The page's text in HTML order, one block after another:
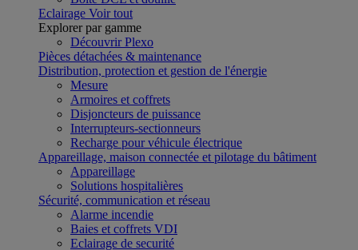
Eclairage Voir tout
Explorer par gamme
Découvrir Plexo
Pièces détachées & maintenance
Distribution, protection et gestion de l'énergie
Mesure
Armoires et coffrets
Disjoncteurs de puissance
Interrupteurs-sectionneurs
Recharge pour véhicule électrique
Appareillage, maison connectée et pilotage du bâtiment
Appareillage
Solutions hospitalières
Sécurité, communication et réseau
Alarme incendie
Baies et coffrets VDI
Eclairage de securité